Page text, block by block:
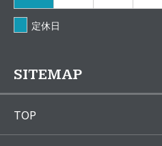
定休日
SITEMAP
TOP